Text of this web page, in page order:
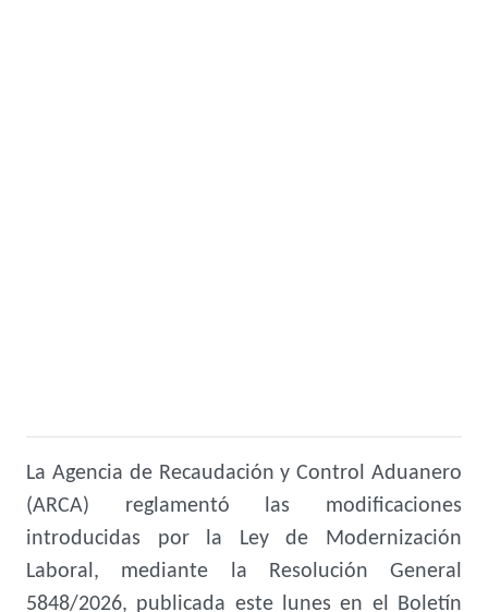
La Agencia de Recaudación y Control Aduanero
(ARCA) reglamentó las modificaciones
introducidas por la Ley de Modernización
Laboral, mediante la Resolución General
5848/2026, publicada este lunes en el Boletín